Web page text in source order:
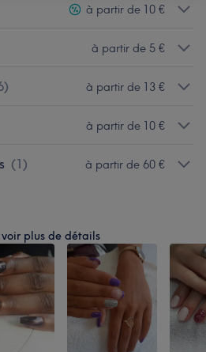
à partir de 10 €
à partir de 5 €
) à partir de 13 €
à partir de 10 €
(1) à partir de 60 €
plus de détails